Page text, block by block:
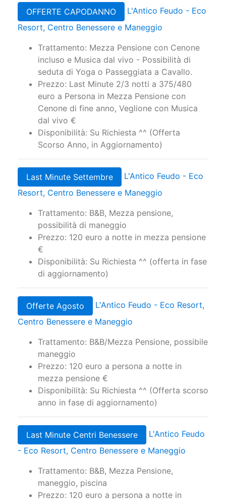
OFFERTE CAPODANNO
L'Antico Feudo - Eco
Resort, Centro Benessere e Maneggio
Trattamento: Mezza Pensione con Cenone
incluso e Musica dal vivo - Possibilità di
seduta di Yoga o Passeggiata a Cavallo.
Prezzo: Last Minute 2/3 notti a 375/480
euro a Persona in Mezza Pensione con
Cenone di fine anno, Veglione con Musica
dal vivo €
Disponibilità: Su Richiesta ^^ (Offerta
Scorso Anno, in Aggiornamento)
Last Minute Settembre
L'Antico Feudo - Eco
Resort, Centro Benessere e Maneggio
Trattamento: B&B, Mezza pensione,
possibilità di maneggio
Prezzo: 120 euro a notte in mezza pensione
€
Disponibilità: Su Richiesta ^^ (offerta in fase
di aggiornamento)
Offerte Agosto
L'Antico Feudo - Eco Resort,
Centro Benessere e Maneggio
Trattamento: B&B/Mezza Pensione, possibile
maneggio
Prezzo: 120 euro a persona a notte in
mezza pensione €
Disponibilità: Su Richiesta ^^ (Offerta scorso
anno in fase di aggiornamento)
Last Minute Centri Benessere
L'Antico Feudo
- Eco Resort, Centro Benessere e Maneggio
Trattamento: B&B, Mezza Pensione,
maneggio, piscina
Prezzo: 120 euro a persona a notte in